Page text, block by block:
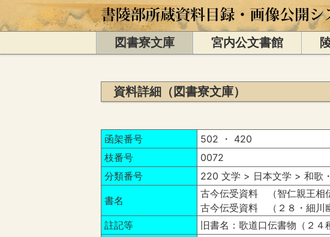
図書寮文庫 宮内公文書館
資料詳細（図書寮文庫）
函架番号
502 ・ 420
枝番号
0072
分類番号
220 文学 > 日本文学 > 和歌
書名
古今伝受資料 （智仁親王相
古今伝受資料 （２８・細川
註記等
旧書名：歌道口伝書物（２４